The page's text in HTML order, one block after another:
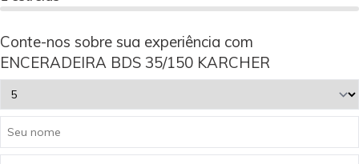
Conte-nos sobre sua experiência com
ENCERADEIRA BDS 35/150 KARCHER